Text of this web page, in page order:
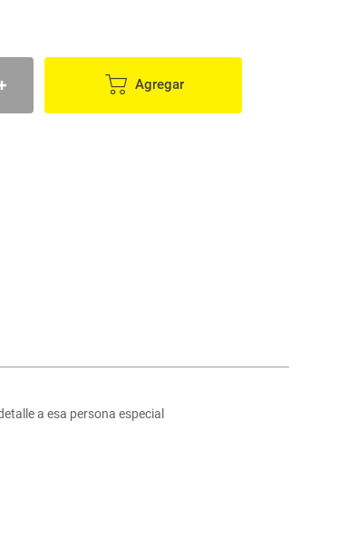
Agregar
a esa persona especial